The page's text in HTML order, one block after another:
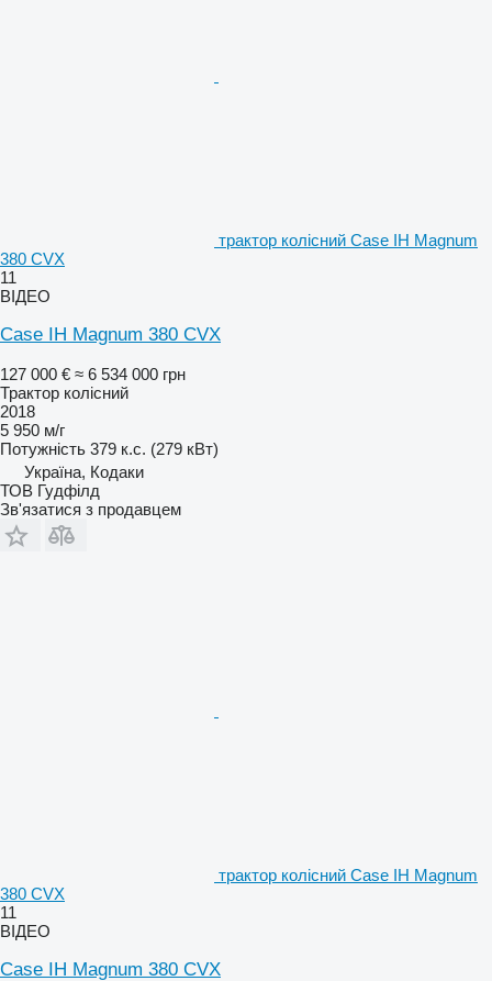
трактор колісний Case IH Magnum
380 CVX
11
ВІДЕО
Case IH Magnum 380 CVX
127 000 € ≈ 6 534 000 грн
Трактор колісний
2018
5 950 м/г
Потужність 379 к.с. (279 кВт)
Україна, Кодаки
ТОВ Гудфілд
Зв'язатися з продавцем
трактор колісний Case IH Magnum
380 CVX
11
ВІДЕО
Case IH Magnum 380 CVX